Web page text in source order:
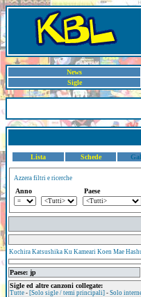
News
Sigle
Lista Schede
Azzera filtri e ricerche
Anno Paese
Kochira Katsushika Ku Kameari Koen Mae
Paese: jp
Sigle ed altre canzoni collegate:
Tutte - [Solo sigle / temi principali] - Solo